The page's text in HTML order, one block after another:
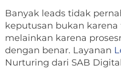
Banyak leads tidak
keputusan bukan
melainkan karena
dengan benar. Layanan
Nurturing dari SAB